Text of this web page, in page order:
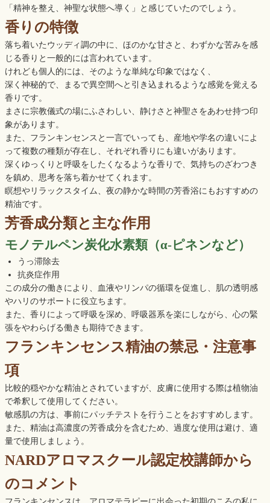
「精神を整え、神聖な状態へ導く」と感じていたのでしょう。
香りの特徴
落ち着いたウッディ調の中に、ほのかな甘さと、わずかな苦みを感
じる香りと一般的には言われています。
けれども個人的には、そのような単純な印象ではなく、
深く神秘的で、まるで異空間へと引き込まれるような感覚を覚える
香りです。
まさに宗教儀式の場にふさわしい、静けさと神聖さをあわせ持つ印
象があります。
また、フランキンセンスと一言でいっても、産地や学名の違いによ
って複数の種類が存在し、それぞれ香りにも違いがあります。
深くゆっくりと呼吸をしたくなるような香りで、気持ちのざわつき
を鎮め、思考を落ち着かせてくれます。
瞑想やリラックスタイム、夜の静かな時間の芳香浴にもおすすめの
精油です。
芳香成分類と主な作用
モノテルペン炭化水素類（α-ピネンなど）
うっ滞除去
抗炎症作用
この成分の働きにより、血液やリンパの循環を促進し、肌の透明感
やハリのサポートに役立ちます。
また、香りによって呼吸を深め、呼吸器系を楽にしながら、心の緊
張をやわらげる働きも期待できます。
フランキンセンス精油の禁忌・注意事
項
比較的穏やかな精油とされていますが、皮膚に使用する際は植物油
で希釈して使用してください。
敏感肌の方は、事前にパッチテストを行うことをおすすめします。
また、精油は高濃度の芳香成分を含むため、過度な使用は避け、適
量で使用しましょう。
NARDアロマスクール認定校講師から
のコメント